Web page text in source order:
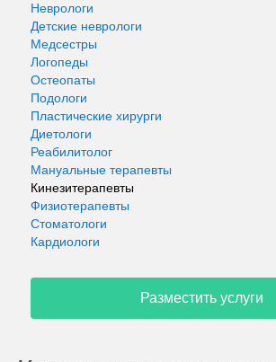
Неврологи
Детские неврологи
Медсестры
Логопеды
Остеопаты
Подологи
Пластические хирурги
Диетологи
Реабилитолог
Мануальные терапевты
Кинезитерапевты
Физиотерапевты
Стоматологи
Кардиологи
Разместить услуги